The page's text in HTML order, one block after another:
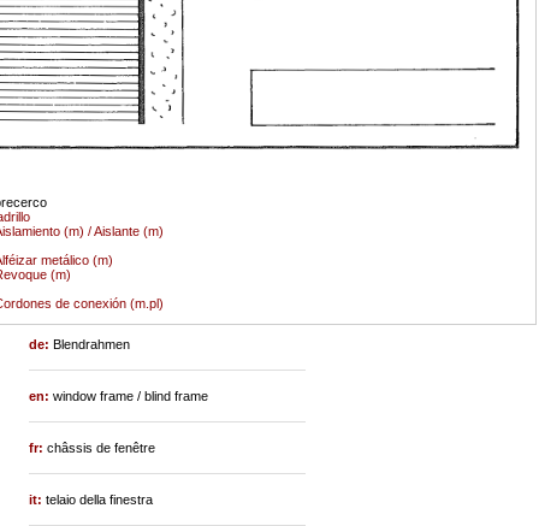
(m) / Aislante (m)
metálico (m)
(m)
de conexión (m.pl)
de:Blendrahmen
en:window frame / blind frame
fr:châssis de fenêtre
it:telaio della finestra